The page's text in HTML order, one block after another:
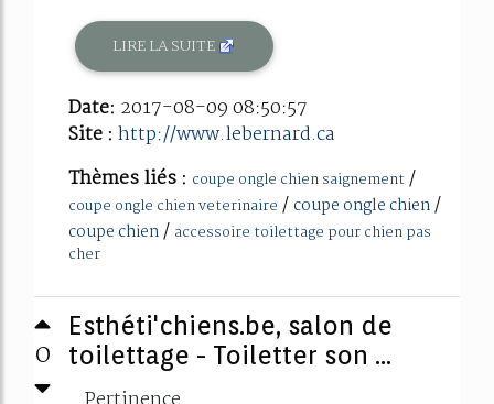
LIRE LA SUITE
Date: 2017-08-09 08:50:57
Site : http://www.lebernard.ca
Thèmes liés : coupe ongle chien saignement /
coupe ongle chien veterinaire / coupe ongle chien/
coupe chien/ accessoire toilettage pour chien pas
cher
0
Esthéti'chiens.be, salon de
toilettage - Toiletter son ...